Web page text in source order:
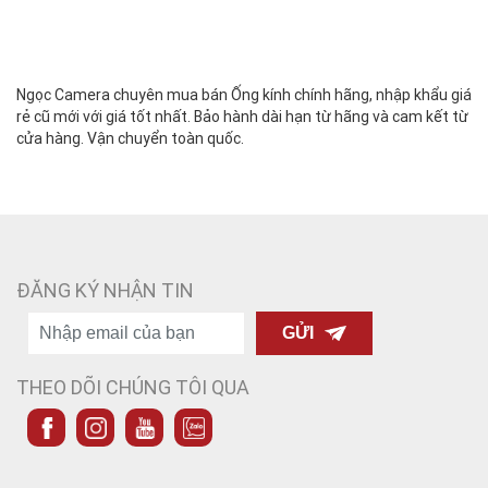
Ngọc Camera chuyên mua bán Ống kính chính hãng, nhập khẩu giá
rẻ cũ mới với giá tốt nhất. Bảo hành dài hạn từ hãng và cam kết từ
cửa hàng. Vận chuyển toàn quốc.
ĐĂNG KÝ NHẬN TIN
GỬI
THEO DÕI CHÚNG TÔI QUA